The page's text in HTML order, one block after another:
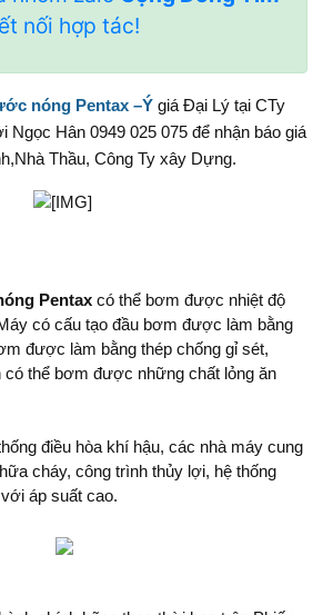
nối hợp tác!
nóng Pentax –Ý giá Đại Lý tại CTy
Ngọc Hân 0949 025 075 để nhận báo giá
Thầu, Công Ty xây Dựng.
Pentax có thể bơm được nhiệt độ
có cấu tạo đầu bơm được làm bằng
được làm bằng thép chống gỉ sét,
có thể bơm được những chất lỏng ăn
điều hòa khí hậu, các nhà máy cung
cháy, công trình thủy lợi, hệ thống
áp suất cao.